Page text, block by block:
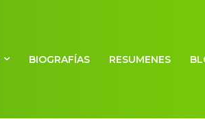
BIOGRAFÍAS RESUMENES